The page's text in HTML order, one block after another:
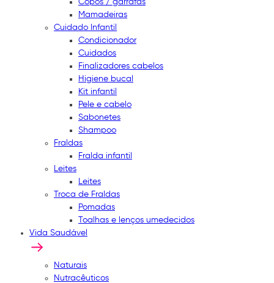
Copos / garrafas
Mamadeiras
Cuidado Infantil
Condicionador
Cuidados
Finalizadores cabelos
Higiene bucal
Kit infantil
Pele e cabelo
Sabonetes
Shampoo
Fraldas
Fralda infantil
Leites
Leites
Troca de Fraldas
Pomadas
Toalhas e lenços umedecidos
Vida Saudável
Naturais
Nutracêuticos